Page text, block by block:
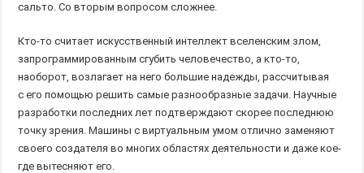
сальто. Со вторым вопросом сложнее.
Кто-то считает искусственный интеллект вселенским злом,
запрограммированным сгубить человечество, а кто-то,
наоборот, возлагает на него большие надежды, рассчитывая
с его помощью решить самые разнообразные задачи. Научные
разработки последних лет подтверждают скорее последнюю
точку зрения. Машины с виртуальным умом отлично заменяют
своего создателя во многих областях деятельности и даже кое-
где вытесняют его.